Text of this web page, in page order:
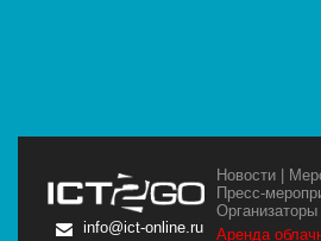
info@ict-online.ru
Новости
Пресс-
Организаторы
Аренда